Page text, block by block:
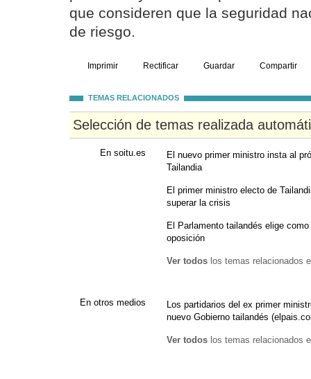
que consideren que la seguridad
de riesgo.
Imprimir Rectificar Guardar Compartir
TEMAS RELACIONADOS
Selección de temas realizada
En soitu.es
El nuevo primer ministro insta al
Tailandia
El primer ministro electo de
superar la crisis
El Parlamento tailandés elige
oposición
Ver todos los temas relacionados
En otros medios
Los partidarios del ex primer
nuevo Gobierno tailandés
Ver todos los temas relacionados